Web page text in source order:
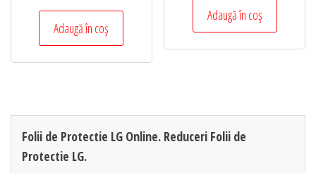
Adaugă în coș
Adaugă în coș
Folii de Protectie LG Online. Reduceri Folii de
Protectie LG.